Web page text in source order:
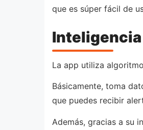
que es súper fácil de
La app utiliza
Básicamente, toma
que puedes recibir
Además, gracias a su